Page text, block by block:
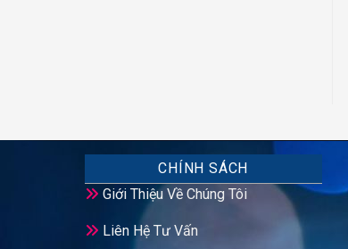
CHÍNH SÁCH
Giới Thiệu Về Chúng Tôi
Liên Hệ Tư Vấn